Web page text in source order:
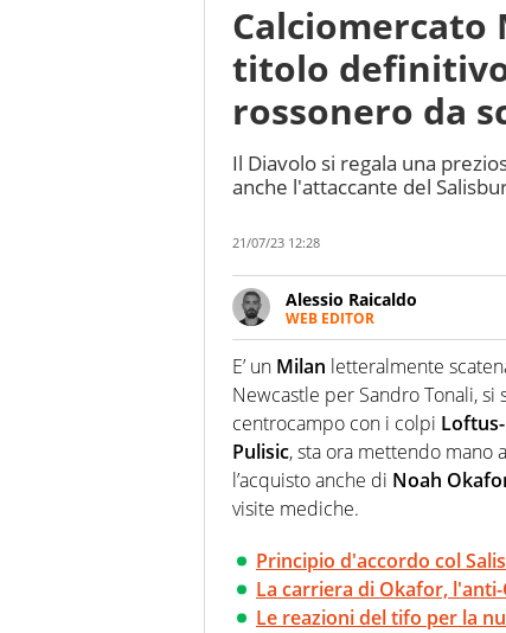
Calciomercato
titolo
rossonero da
Il Diavolo si regala una
anche l'attaccante del
21/07/23 12:28
Alessio Raicaldo
WEB EDITOR
Un figlio che si chiama
quale filo conduttore
indaga, approfondisce e
E’ un Milan letteralmente
Newcastle per Sandro Tonali,
centrocampo con i colpi
Pulisic, sta ora mettendo mano
l’acquisto anche di Noah
visite mediche.
Principio d'accordo col
La carriera di Okafor,
Le reazioni del tifo per la